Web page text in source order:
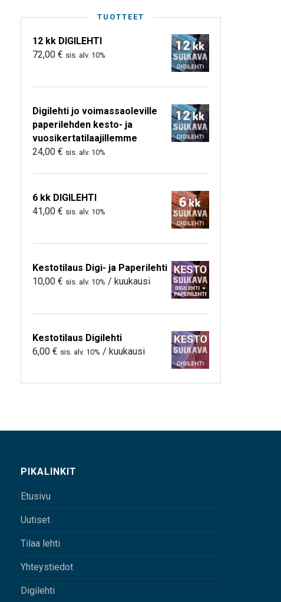
TUOTTEET
12 kk DIGILEHTI
72,00 € sis. alv. 10%
Digilehti jo voimassaoleville
paperilehden kesto- ja
vuosikertatilaajillemme
24,00 € sis. alv. 10%
6 kk DIGILEHTI
41,00 € sis. alv. 10%
Kestotilaus Digi- ja Paperilehti
10,00 € sis. alv. 10% / kuukausi
Kestotilaus Digilehti
6,00 € sis. alv. 10% / kuukausi
PIKALINKIT
Etusivu
Uutiset
Tilaa lehti
Yhteystiedot
Digilehti